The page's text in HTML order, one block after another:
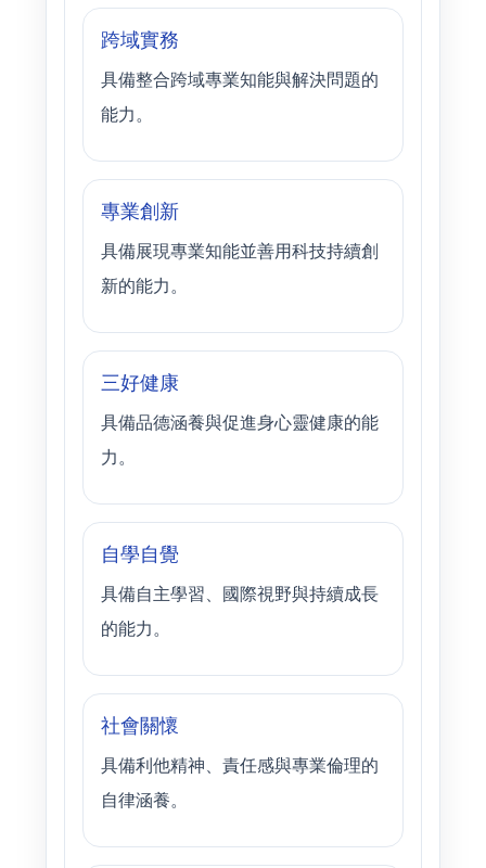
跨域實務
具備整合跨域專業知能與解決問題的
能力。
專業創新
具備展現專業知能並善用科技持續創
新的能力。
三好健康
具備品德涵養與促進身心靈健康的能
力。
自學自覺
具備自主學習、國際視野與持續成長
的能力。
社會關懷
具備利他精神、責任感與專業倫理的
自律涵養。